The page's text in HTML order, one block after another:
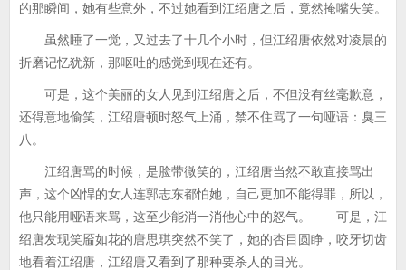
的那瞬间，她有些意外，不过她看到江绍唐之后，竟然掩嘴失笑。
虽然睡了一觉，又过去了十几个小时，但江绍唐依然对凌晨的
折磨记忆犹新，那呕吐的感觉到现在还有。
可是，这个美丽的女人见到江绍唐之后，不但没有丝毫歉意，
还得意地偷笑，江绍唐顿时怒气上涌，禁不住骂了一句哑语：臭三
八。
江绍唐骂的时候，是脸带微笑的，江绍唐当然不敢直接骂出
声，这个凶悍的女人连郭志东都怕她，自己更加不能得罪，所以，
他只能用哑语来骂，这至少能消一消他心中的怒气。 可是，江
绍唐发现笑靥如花的唐思琪突然不笑了，她的杏目圆睁，咬牙切齿
地看着江绍唐，江绍唐又看到了那种要杀人的目光。